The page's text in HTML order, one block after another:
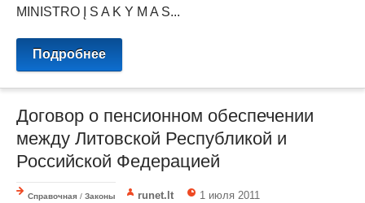
MINISTRO Į S A K Y M A S...
Подробнее
Договор о пенсионном обеспечении
между Литовской Республикой и
Российской Федерацией
Справочная / Законы runet.lt 1 июля 2011